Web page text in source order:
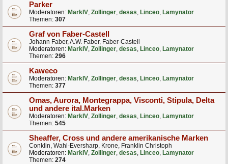
Parker
Moderatoren: MarkIV, Zollinger, desas, Linceo, Lamynator
Themen: 307
Graf von Faber-Castell
Johann Faber, A.W. Faber, Faber-Castell
Moderatoren: MarkIV, Zollinger, desas, Linceo, Lamynator
Themen: 296
Kaweco
Moderatoren: MarkIV, Zollinger, desas, Linceo, Lamynator
Themen: 377
Omas, Aurora, Montegrappa, Visconti, Stipula, Delta
und andere ital.Marken
Moderatoren: MarkIV, Zollinger, desas, Linceo, Lamynator
Themen: 545
Sheaffer, Cross und andere amerikanische Marken
Conklin, Wahl-Eversharp, Krone, Franklin Christoph
Moderatoren: MarkIV, Zollinger, desas, Linceo, Lamynator
Themen: 274